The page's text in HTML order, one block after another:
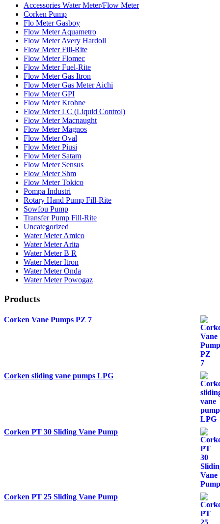
Accessories Water Meter/Flow Meter
Corken Pump
Flo Meter Gasboy
Flow Meter Aquametro
Flow Meter Avery Hardoll
Flow Meter Fill-Rite
Flow Meter Flomec
Flow Meter Fuel-Rite
Flow Meter Gas Itron
Flow Meter Gas Meter Aichi
Flow Meter GPI
Flow Meter Krohne
Flow Meter LC (Liquid Control)
Flow Meter Macnaught
Flow Meter Magnos
Flow Meter Oval
Flow Meter Piusi
Flow Meter Satam
Flow Meter Sensus
Flow Meter Shm
Flow Meter Tokico
Pompa Industri
Rotary Hand Pump Fill-Rite
Sowfou Pump
Transfer Pump Fill-Rite
Uncategorized
Water Meter Amico
Water Meter Arita
Water Meter B R
Water Meter Itron
Water Meter Onda
Water Meter Powogaz
Products
Corken Vane Pumps PZ 7
Corken sliding vane pumps LPG
Corken PT 30 Sliding Vane Pump
Corken PT 25 Sliding Vane Pump